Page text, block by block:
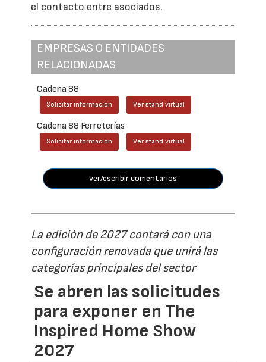
el contacto entre asociados.
EMPRESAS O ENTIDADES
RELACIONADAS
Cadena 88
Solicitar información Ver stand virtual
Cadena 88 Ferreterías
Solicitar información Ver stand virtual
ver/escribir comentarios
La edición de 2027 contará con una
configuración renovada que unirá las
categorías principales del sector
Se abren las solicitudes
para exponer en The
Inspired Home Show
2027